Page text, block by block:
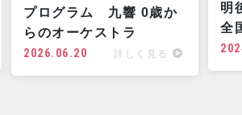
プログラム 九響 0歳か
らのオーケストラ
2026.06.20 詳しく見る
明
全